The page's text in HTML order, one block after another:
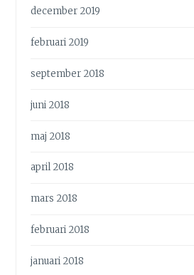
december 2019
februari 2019
september 2018
juni 2018
maj 2018
april 2018
mars 2018
februari 2018
januari 2018